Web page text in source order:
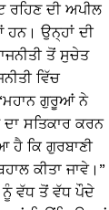
ਦੀ ਅਪੀਲ
ਹਨ। ਉਨ੍ਹਾਂ ਦੀ
ਤੋਂ ਸੁਚੇਤ
ਵਿੱਚ
“ਮਹਾਨ ਗੁਰੂਆਂ ਨੇ
ਸਤਿਕਾਰ ਕਰਨ
ਹੈ ਕਿ ਗੁਰਬਾਣੀ
ਕੀਤਾ ਜਾਵੇ।”
ਨੂੰ ਵੱਧ ਤੋਂ ਵੱਧ ਪੌਦੇ